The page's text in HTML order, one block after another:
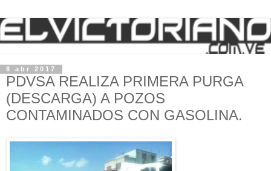
8 abr 2017
PDVSA REALIZA PRIMERA PURGA
(DESCARGA) A POZOS
CONTAMINADOS CON GASOLINA.